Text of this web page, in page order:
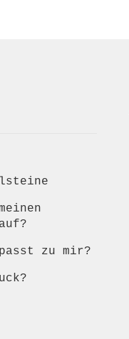
passt zu mir?